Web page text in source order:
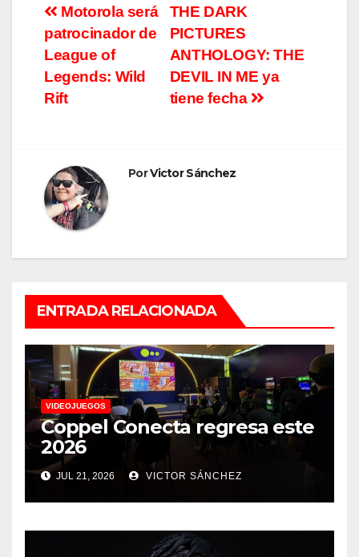
Navegación
de
entradas
THE DARK
PICTURES
ANTHOLOGY: THE
DEVIL IN ME ya
tiene fecha
Motorola será
patrocinador de
League of
Legends: Wild
Rift
PorVictor Sánchez
ENTRADA RELACIONADA
VIDEOJUEGOS
Coppel Conecta regresa este
2026
JUL 21, 2026 VICTOR SÁNCHEZ